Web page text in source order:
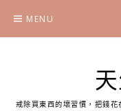
content
MENU
戒除買東西的壞習慣，把錢